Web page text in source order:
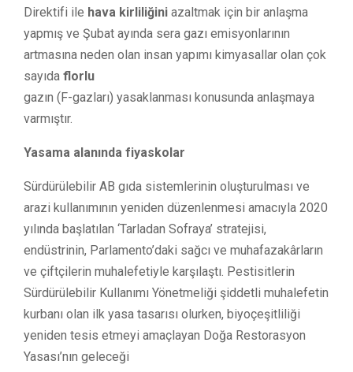
Direktifi ile hava kirliliğini azaltmak için bir anlaşma
yapmış ve Şubat ayında sera gazı emisyonlarının
artmasına neden olan insan yapımı kimyasallar olan çok
sayıda florlu
gazın (F-gazları) yasaklanması konusunda anlaşmaya
varmıştır.
Yasama alanında fiyaskolar
Sürdürülebilir AB gıda sistemlerinin oluşturulması ve
arazi kullanımının yeniden düzenlenmesi amacıyla 2020
yılında başlatılan ‘Tarladan Sofraya’ stratejisi,
endüstrinin, Parlamento’daki sağcı ve muhafazakârların
ve çiftçilerin muhalefetiyle karşılaştı. Pestisitlerin
Sürdürülebilir Kullanımı Yönetmeliği şiddetli muhalefetin
kurbanı olan ilk yasa tasarısı olurken, biyoçeşitliliği
yeniden tesis etmeyi amaçlayan Doğa Restorasyon
Yasası’nın geleceği